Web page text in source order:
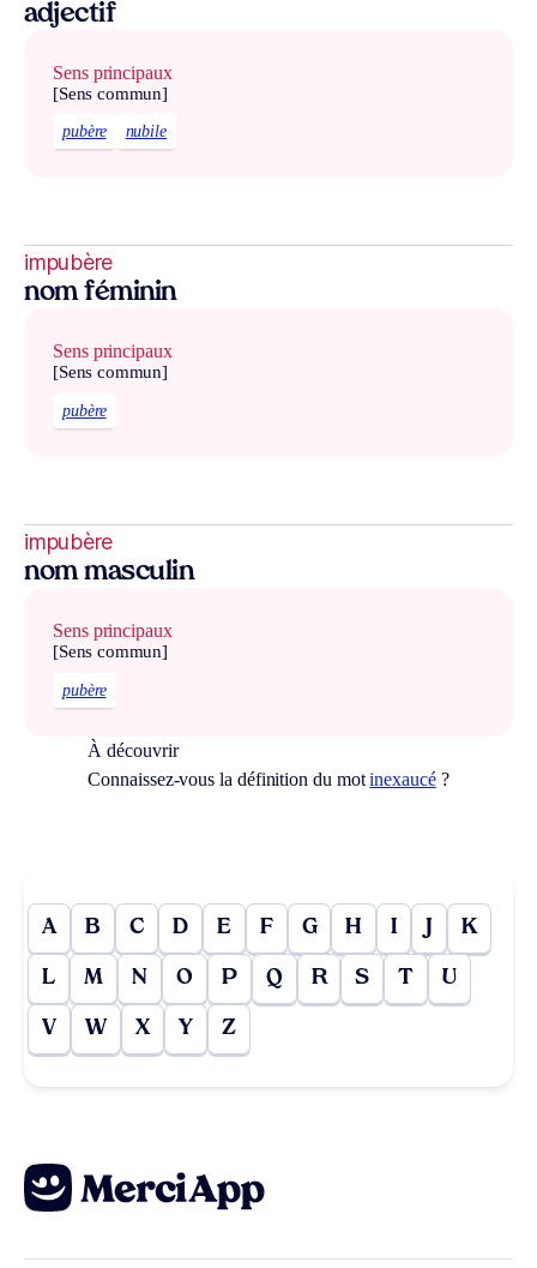
adjectif
Sens principaux
[Sens commun]
pubère nubile
impubère
nom féminin
Sens principaux
[Sens commun]
pubère
impubère
nom masculin
Sens principaux
[Sens commun]
pubère
À découvrir
Connaissez-vous la définition du motinexaucé?
A B C D E F G H I J K
L M N O P Q R S T U
V W X Y Z